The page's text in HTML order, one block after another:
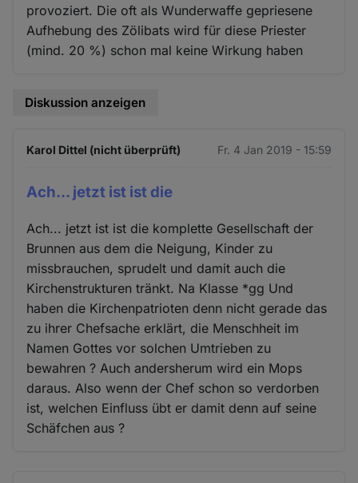
provoziert. Die oft als Wunderwaffe gepriesene
Aufhebung des Zölibats wird für diese Priester
(mind. 20 %) schon mal keine Wirkung haben
Diskussion anzeigen
Karol Dittel (nicht überprüft) Fr. 4 Jan 2019 - 15:59
Ach... jetzt ist ist die
Ach... jetzt ist ist die komplette Gesellschaft der
Brunnen aus dem die Neigung, Kinder zu
missbrauchen, sprudelt und damit auch die
Kirchenstrukturen tränkt. Na Klasse *gg Und
haben die Kirchenpatrioten denn nicht gerade das
zu ihrer Chefsache erklärt, die Menschheit im
Namen Gottes vor solchen Umtrieben zu
bewahren ? Auch andersherum wird ein Mops
daraus. Also wenn der Chef schon so verdorben
ist, welchen Einfluss übt er damit denn auf seine
Schäfchen aus ?